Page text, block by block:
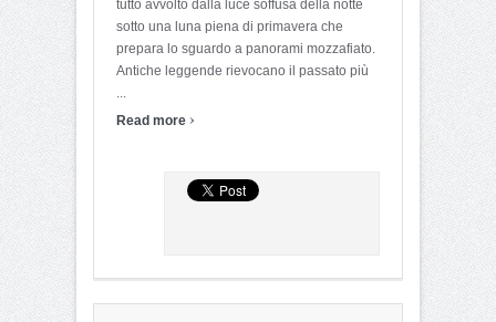
tutto avvolto dalla luce soffusa della notte
sotto una luna piena di primavera che
prepara lo sguardo a panorami mozzafiato.
Antiche leggende rievocano il passato più
...
Read more ›